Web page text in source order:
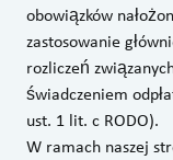
obowiązków
zastosowanie
rozliczeń
świadczeniem
ust. 1 lit. c RODO).
W ramach naszej